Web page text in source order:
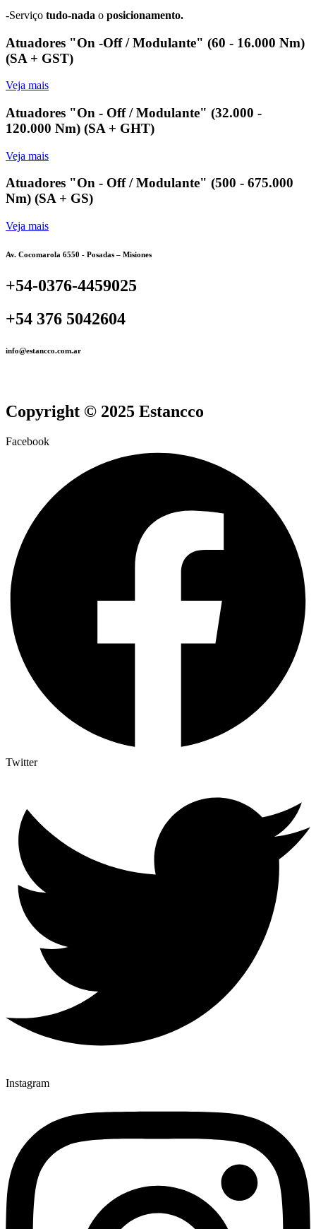
-Serviço tudo-nada o posicionamento.
Atuadores "On -Off / Modulante" (60 - 16.000 Nm)
(SA + GST)
Veja mais
Atuadores "On - Off / Modulante" (32.000 -
120.000 Nm) (SA + GHT)
Veja mais
Atuadores "On - Off / Modulante" (500 - 675.000
Nm) (SA + GS)
Veja mais
Av. Cocomarola 6550 - Posadas – Misiones
+54-0376-4459025
+54 376 5042604
info@estancco.com.ar
Copyright © 2025 Estancco
Facebook
Twitter
Instagram